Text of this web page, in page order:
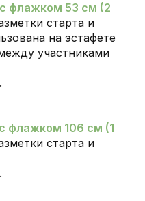
флажком 53 см (2
старта и
на эстафете
участниками
флажком 106 см (1
старта и